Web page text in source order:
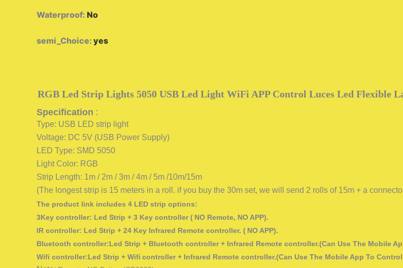
Waterproof: No
semi_Choice: yes
RGB Led Strip Lights 5050 USB Led Light WiFi APP Control Luces Led Flexible
Specification :
Type: USB LED strip light
Voltage: DC 5V (USB Power Supply)
LED Type: SMD 5050
Light Color: RGB
Strip Length: 1m / 2m / 3m / 4m / 5m /10m/15m
(The longest strip is 15 meters in a roll. if you buy the 30m set, we will send 2 rolls of 15m + a
The product link includes 4 LED strip options:
3Key controller: Led Strip + 3 Key controller ( NO Remote, NO APP).
IR controller: Led Strip + 24 Key Infrared Remote controller. ( NO APP).
Bluetooth controller:Led Strip + Bluetooth controller + Infrared Remote controller.(Can Use The Mobile
Wifi controller:Led Strip + Wifi controller + Infrared Remote controller.(Can Use The Mobile App To